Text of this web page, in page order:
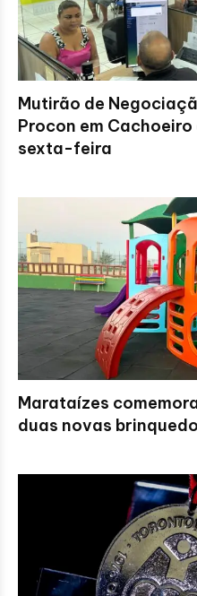
Mutirão de
Procon em
sexta-feira
Marataízes
duas novas